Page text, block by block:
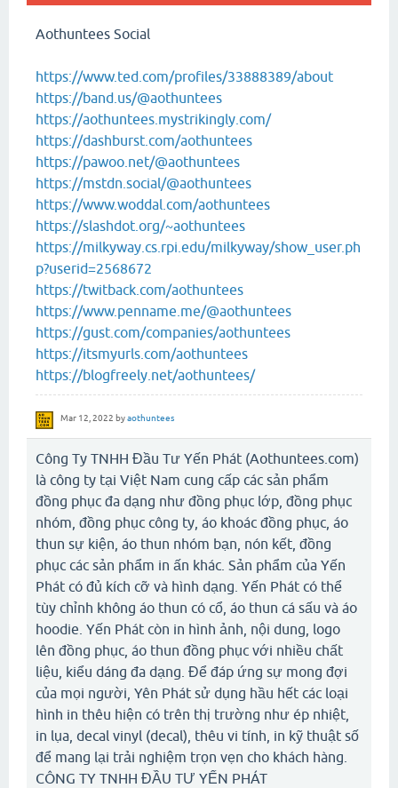
Aothuntees Social
https://www.ted.com/profiles/33888389/about
https://band.us/@aothuntees
https://aothuntees.mystrikingly.com/
https://dashburst.com/aothuntees
https://pawoo.net/@aothuntees
https://mstdn.social/@aothuntees
https://www.woddal.com/aothuntees
https://slashdot.org/~aothuntees
https://milkyway.cs.rpi.edu/milkyway/show_user.ph
p?userid=2568672
https://twitback.com/aothuntees
https://www.penname.me/@aothuntees
https://gust.com/companies/aothuntees
https://itsmyurls.com/aothuntees
https://blogfreely.net/aothuntees/
Mar 12, 2022 byaothuntees
Công Ty TNHH Đầu Tư Yến Phát (Aothuntees.com)
là công ty tại Việt Nam cung cấp các sản phẩm
đồng phục đa dạng như đồng phục lớp, đồng phục
nhóm, đồng phục công ty, áo khoác đồng phục, áo
thun sự kiện, áo thun nhóm bạn, nón kết, đồng
phục các sản phẩm in ấn khác. Sản phẩm của Yến
Phát có đủ kích cỡ và hình dạng. Yến Phát có thể
tùy chỉnh không áo thun có cổ, áo thun cá sấu và áo
hoodie. Yến Phát còn in hình ảnh, nội dung, logo
lên đồng phục, áo thun đồng phục với nhiều chất
liệu, kiểu dáng đa dạng. Để đáp ứng sự mong đợi
của mọi người, Yên Phát sử dụng hầu hết các loại
hình in thêu hiện có trên thị trường như ép nhiệt,
in lụa, decal vinyl (decal), thêu vi tính, in kỹ thuật số
để mang lại trải nghiệm trọn vẹn cho khách hàng.
CÔNG TY TNHH ĐẦU TƯ YẾN PHÁT